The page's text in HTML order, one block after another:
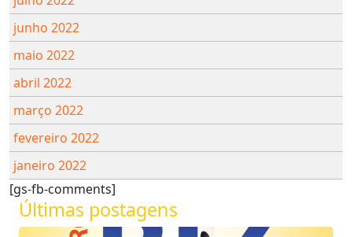
junho 2022
maio 2022
abril 2022
março 2022
fevereiro 2022
janeiro 2022
[gs-fb-comments]
Últimas postagens